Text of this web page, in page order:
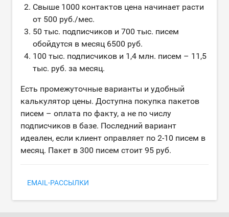
Свыше 1000 контактов цена начинает расти
от 500 руб./мес.
50 тыс. подписчиков и 700 тыс. писем
обойдутся в месяц 6500 руб.
100 тыс. подписчиков и 1,4 млн. писем – 11,5
тыс. руб. за месяц.
Есть промежуточные варианты и удобный
калькулятор цены. Доступна покупка пакетов
писем – оплата по факту, а не по числу
подписчиков в базе. Последний вариант
идеален, если клиент оправляет по 2-10 писем в
месяц. Пакет в 300 писем стоит 95 руб.
EMAIL-РАССЫЛКИ